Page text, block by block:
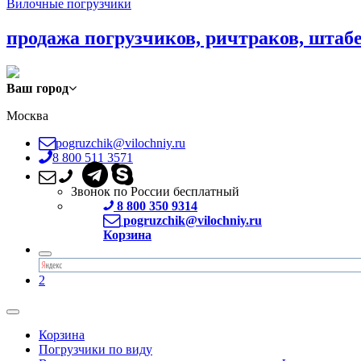
Вилочные погрузчики
продажа погрузчиков, ричтраков,
Ваш город
Москва
pogruzchik@vilochniy.ru
8 800 511 3571
Звонок по России бесплатный
8 800 350 9314
pogruzchik@vilochniy.ru
Корзина
2
Корзина
Погрузчики по виду